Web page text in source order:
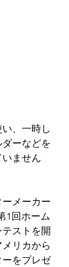
、一時し
ーなどを
ません
メーカー
1回ホーム
ストを開
リカから
をプレゼ